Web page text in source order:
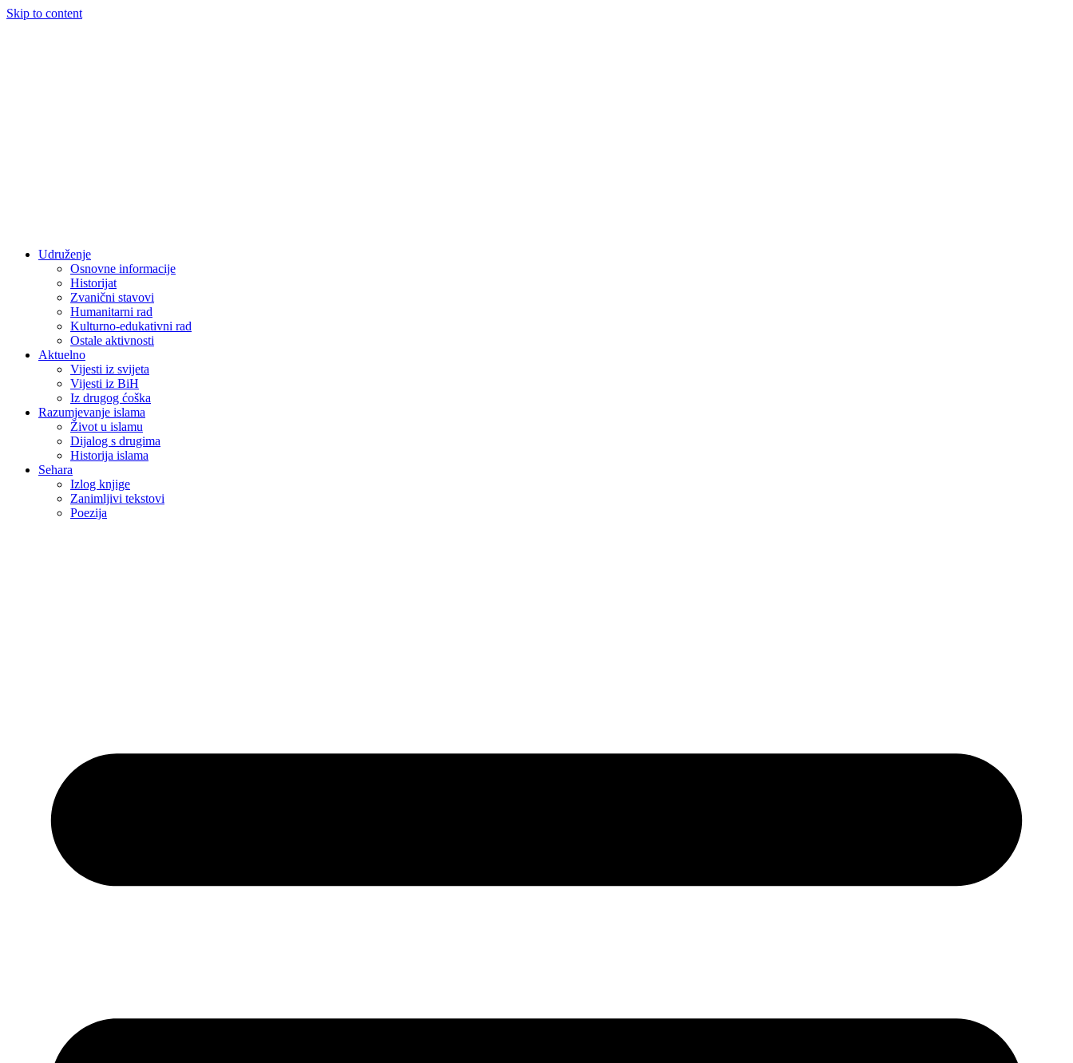
Skip to content
Udruženje
Osnovne informacije
Historijat
Zvanični stavovi
Humanitarni rad
Kulturno-edukativni rad
Ostale aktivnosti
Aktuelno
Vijesti iz svijeta
Vijesti iz BiH
Iz drugog ćoška
Razumjevanje islama
Život u islamu
Dijalog s drugima
Historija islama
Sehara
Izlog knjige
Zanimljivi tekstovi
Poezija